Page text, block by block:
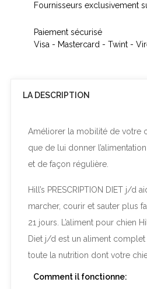
Fournisseurs exclusivement
Paiement sécurisé
Visa - Mastercard - Twint -
LA DESCRIPTION
Améliorer la mobilité de votre
que de lui donner
et de façon régulière.
Hill’s PRESCRIPTION DIET j/d
marcher, courir et sauter plus
21 jours.
L’aliment pour chien
Diet j/d est un aliment
toute la nutrition dont votre
Comment il fonctionne: